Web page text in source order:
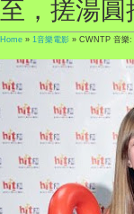
至，搓湯圓
Home » 1音樂電影 » CWNTP 音樂: